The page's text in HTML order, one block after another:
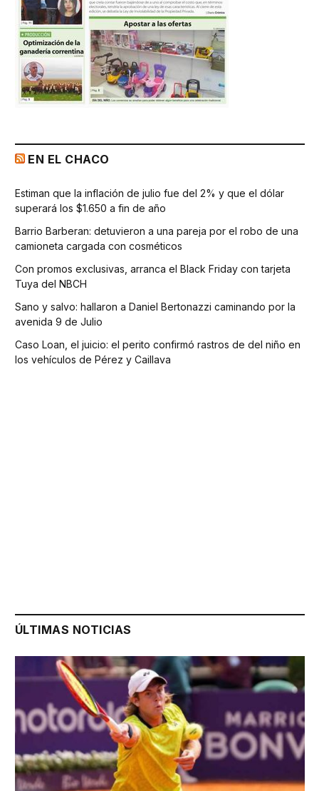
EN EL CHACO
Estiman que la inflación de julio fue del 2% y que el dólar
superará los $1.650 a fin de año
Barrio Barberan: detuvieron a una pareja por el robo de una
camioneta cargada con cosméticos
Con promos exclusivas, arranca el Black Friday con tarjeta
Tuya del NBCH
Sano y salvo: hallaron a Daniel Bertonazzi caminando por la
avenida 9 de Julio
Caso Loan, el juicio: el perito confirmó rastros de del niño en
los vehículos de Pérez y Caillava
ÚLTIMAS NOTICIAS